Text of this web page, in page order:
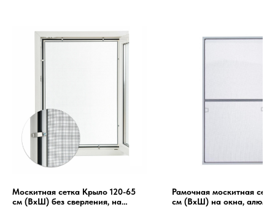
Москитная сетка Крыло 120-65
см (ВхШ) без сверления, на
Рамочная москитная
см (ВхШ) на окна,